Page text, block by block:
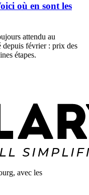
où en sont les
attendu au
depuis février : prix des
étapes.
avec les